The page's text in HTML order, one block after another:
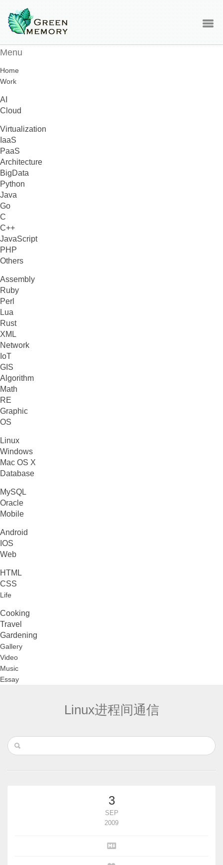
Menu
Home
Work
AI
Cloud
Virtualization
IaaS
PaaS
Architecture
BigData
Python
Java
Go
C
C++
JavaScript
PHP
Others
Assembly
Ruby
Perl
Lua
Rust
XML
Network
IoT
GIS
Algorithm
Math
RE
Graphic
OS
Linux
Windows
Mac OS X
Database
MySQL
Oracle
Mobile
Android
IOS
Web
HTML
CSS
Life
Cooking
Travel
Gardening
Gallery
Video
Music
Essay
Linux进程间通信
3
SEP
2009